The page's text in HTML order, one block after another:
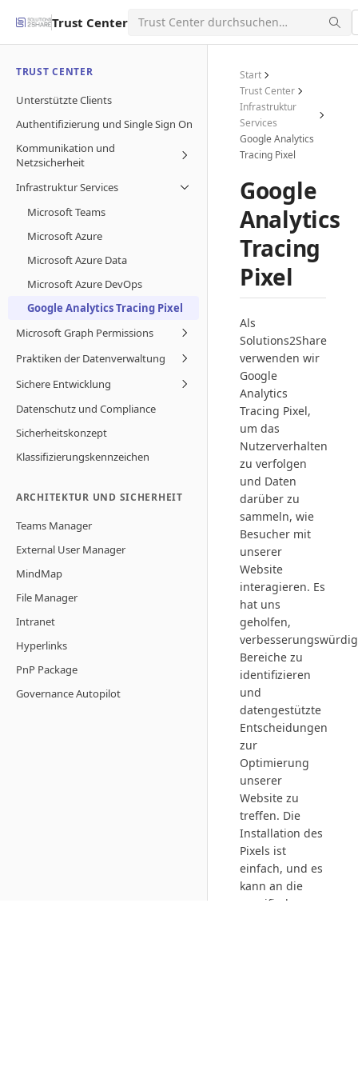
Trust Center
TRUST CENTER
Unterstützte Clients
Authentifizierung und Single Sign On
Kommunikation und
Netzsicherheit
Infrastruktur Services
Microsoft Teams
Microsoft Azure
Microsoft Azure Data
Microsoft Azure DevOps
Google Analytics Tracing Pixel
Microsoft Graph Permissions
Praktiken der Datenverwaltung
Sichere Entwicklung
Datenschutz und Compliance
Sicherheitskonzept
Klassifizierungskennzeichen
ARCHITEKTUR UND SICHERHEIT
Teams Manager
External User Manager
MindMap
File Manager
Intranet
Hyperlinks
PnP Package
Governance Autopilot
Start
Trust Center
Infrastruktur
Services
Google Analytics
Tracing Pixel
Google
Analytics
Tracing
Pixel
Als
Solutions2Share
verwenden wir
Google
Analytics
Tracing Pixel,
um das
Nutzerverhalten
zu verfolgen
und Daten
darüber zu
sammeln, wie
Besucher mit
unserer
Website
interagieren. Es
hat uns
geholfen,
Bereiche zu
identifizieren
und
datengestützte
Entscheidungen
zur
Optimierung
unserer
Website zu
treffen. Die
Installation des
Pixels ist
einfach, und es
kann an die
spezifischen